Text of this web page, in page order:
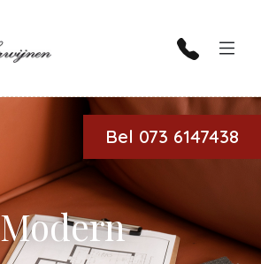
Bel 073 6147438
Modern